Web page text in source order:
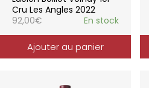
Cru Les Angles 2022
92,00€ En stock
Ajouter au panier